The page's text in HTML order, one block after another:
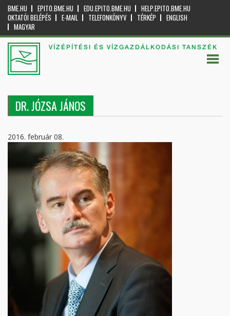
BME.HU EPITO.BME.HU EDU.EPITO.BME.HU
HELP.EPITO.BME.HU
OKTATÓI BELÉPÉS
E-MAIL TELEFONKÖNYV TÉRKÉP
ENGLISH
MAGYAR
VÍZÉPÍTÉSI ÉS VÍZGAZDÁLKODÁSI TANSZÉK
DR. JÓZSA JÁNOS
2016. február 08.